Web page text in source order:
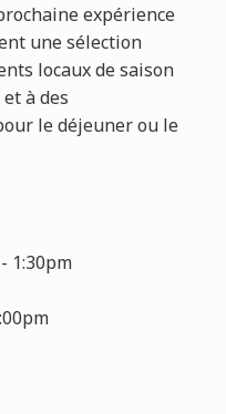
expérience
une sélection
locaux de saison
à des
le déjeuner ou le
1:30pm